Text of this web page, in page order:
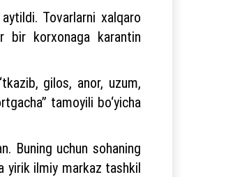
Tovarlarni xalqaro
bir korxonaga karantin
gilos, anor, uzum,
tamoyili bo‘yicha
Buning uchun sohaning
yirik ilmiy markaz tashkil